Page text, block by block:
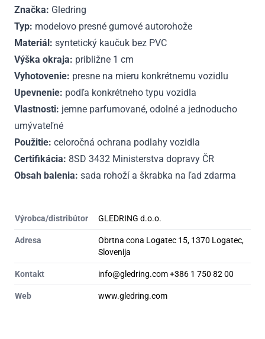
Značka: Gledring
Typ: modelovo presné gumové autorohože
Materiál: syntetický kaučuk bez PVC
Výška okraja: približne 1 cm
Vyhotovenie: presne na mieru konkrétnemu vozidlu
Upevnenie: podľa konkrétneho typu vozidla
Vlastnosti: jemne parfumované, odolné a jednoducho
umývateľné
Použitie: celoročná ochrana podlahy vozidla
Certifikácia: 8SD 3432 Ministerstva dopravy ČR
Obsah balenia: sada rohoží a škrabka na ľad zdarma
Výrobca/distribútor GLEDRING d.o.o.
Adresa
Obrtna cona Logatec 15, 1370 Logatec,
Slovenija
Kontakt info@gledring.com +386 1 750 82 00
Web www.gledring.com